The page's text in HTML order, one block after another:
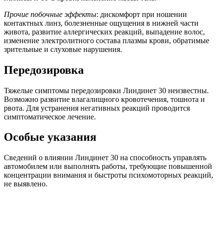
Прочие побочные эффекты: дискомфорт при ношении
контактных линз, болезненные ощущения в нижней части
живота, развитие аллергических реакций, выпадение волос,
изменение электролитного состава плазмы крови, обратимые
зрительные и слуховые нарушения.
Передозировка
Тяжелые симптомы передозировки Линдинет 30 неизвестны.
Возможно развитие влагалищного кровотечения, тошнота и
рвота. Для устранения негативных реакций проводится
симптоматическое лечение.
Особые указания
Сведений о влиянии Линдинет 30 на способность управлять
автомобилем или выполнять работы, требующие повышенной
концентрации внимания и быстроты психомоторных реакций,
не выявлено.